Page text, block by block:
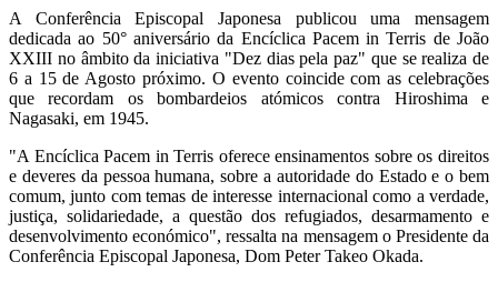
A Conferência Episcopal Japonesa publicou uma mensagem
dedicada ao 50° aniversário da Encíclica Pacem in Terris de João
XXIII no âmbito da iniciativa "Dez dias pela paz" que se realiza de
6 a 15 de Agosto próximo. O evento coincide com as celebrações
que recordam os bombardeios atómicos contra Hiroshima e
Nagasaki, em 1945.
"A Encíclica Pacem in Terris oferece ensinamentos sobre os direitos
e deveres da pessoa humana, sobre a autoridade do Estado e o bem
comum, junto com temas de interesse internacional como a verdade,
justiça, solidariedade, a questão dos refugiados, desarmamento e
desenvolvimento económico", ressalta na mensagem o Presidente da
Conferência Episcopal Japonesa, Dom Peter Takeo Okada.